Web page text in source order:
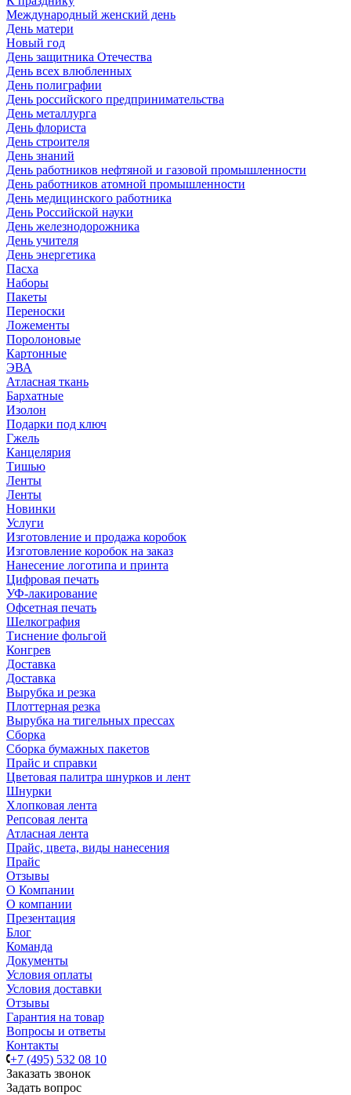
Международный женский день
День матери
Новый год
День защитника Отечества
День всех влюбленных
День полиграфии
День российского предпринимательства
День металлурга
День флориста
День строителя
День знаний
День работников нефтяной и газовой промышленности
День работников атомной промышленности
День медицинского работника
День Российской науки
День железнодорожника
День учителя
День энергетика
Пасха
Наборы
Пакеты
Переноски
Ложементы
Поролоновые
Картонные
ЭВА
Атласная ткань
Бархатные
Изолон
Подарки под ключ
Гжель
Канцелярия
Тишью
Ленты
Ленты
Новинки
Услуги
Изготовление и продажа коробок
Изготовление коробок на заказ
Нанесение логотипа и принта
Цифровая печать
УФ-лакирование
Офсетная печать
Шелкография
Тиснение фольгой
Конгрев
Доставка
Доставка
Вырубка и резка
Плоттерная резка
Вырубка на тигельных прессах
Сборка
Сборка бумажных пакетов
Прайс и справки
Цветовая палитра шнурков и лент
Шнурки
Хлопковая лента
Репсовая лента
Атласная лента
Прайс, цвета, виды нанесения
Прайс
Отзывы
О Компании
О компании
Презентация
Блог
Команда
Документы
Условия оплаты
Условия доставки
Отзывы
Гарантия на товар
Вопросы и ответы
Контакты
+7 (495) 532 08 10
Заказать звонок
Задать вопрос